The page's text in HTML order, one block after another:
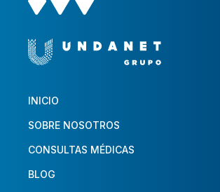
INICIO
SOBRE NOSOTROS
CONSULTAS MÉDICAS
BLOG